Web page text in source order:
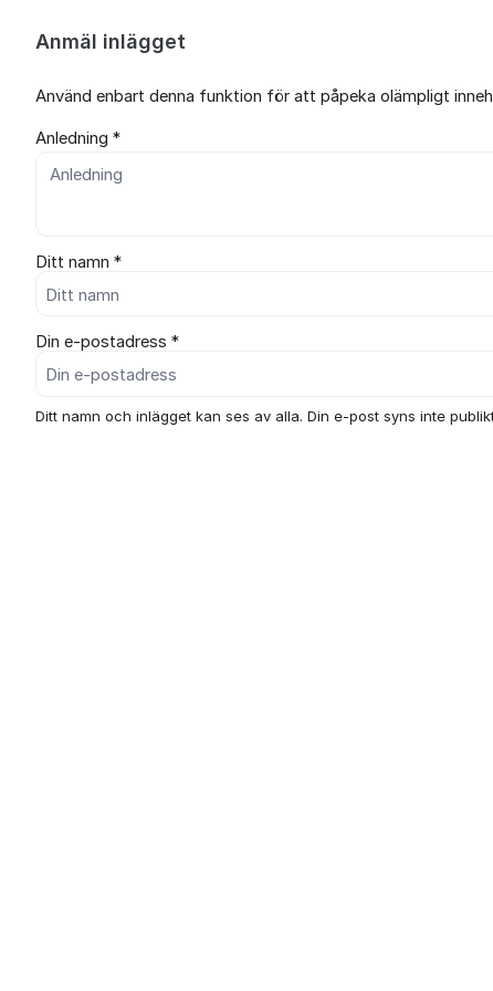
Anmäl inlägget
Använd enbart denna funktion för att påpeka olämpligt
Anledning *
Ditt namn *
Din e-postadress *
Ditt namn och inlägget kan ses av alla. Din e-post syns inte